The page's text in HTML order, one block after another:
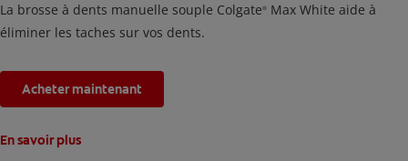
La brosse à dents manuelle souple Colgate® Max White aide à
éliminer les taches sur vos dents.
Acheter maintenant
En savoir plus